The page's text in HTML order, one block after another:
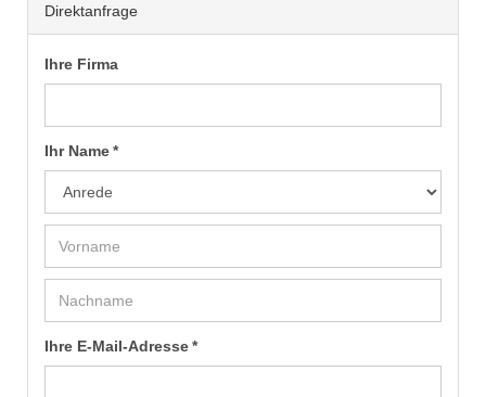
Direktanfrage
Ihre Firma
Ihr Name *
Ihre E-Mail-Adresse *